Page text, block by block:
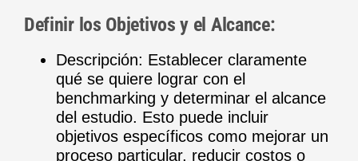
Definir los Objetivos y el Alcance:
Descripción: Establecer claramente
qué se quiere lograr con el
benchmarking y determinar el alcance
del estudio. Esto puede incluir
objetivos específicos como mejorar un
proceso particular, reducir costos o